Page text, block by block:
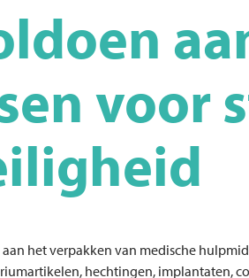
voor
aan het verpakken van medische
hechtingen, implantaten,